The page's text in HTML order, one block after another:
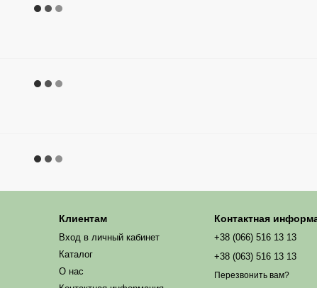
Клиентам
Вход в личный кабинет
Каталог
О нас
Контактная
+38 (066) 516 13 13
+38 (063) 516 13 13
Перезвонить вам?